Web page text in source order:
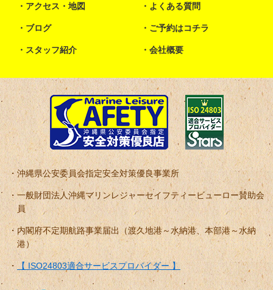
アクセス・地図 よくある質問
ブログ ご予約はコチラ
スタッフ紹介 会社概要
沖縄県公安委員会指定安全対策優良事業所
一般財団法人沖縄マリンレジャーセイフティービューロー賛助会
員
内閣府不定期航路事業届出（渡久地港～水納港、本部港～水納
港）
【 ISO24803適合サービスプロバイダー 】